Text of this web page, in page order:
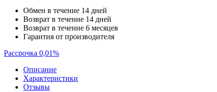
Обмен в течение 14 дней
Возврат в течение 14 дней
Возврат в течение 6 месяцев
Гарантия от производителя
Рассрочка 0,01%
Описание
Характеристики
Отзывы